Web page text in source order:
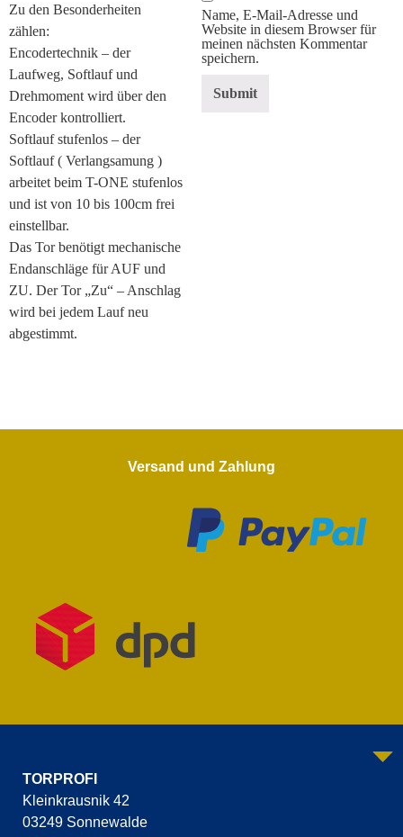
Zu den Besonderheiten
zählen:
Encodertechnik – der
Laufweg, Softlauf und
Drehmoment wird über den
Encoder kontrolliert.
Softlauf stufenlos – der
Softlauf ( Verlangsamung )
arbeitet beim T-ONE stufenlos
und ist von 10 bis 100cm frei
einstellbar.
Das Tor benötigt mechanische
Endanschläge für AUF und
ZU. Der Tor „Zu“ – Anschlag
wird bei jedem Lauf neu
abgestimmt.
Name, E-Mail-Adresse und
Website in diesem Browser für
meinen nächsten Kommentar
speichern.
Versand und Zahlung
TORPROFI
Kleinkrausnik 42
03249 Sonnewalde